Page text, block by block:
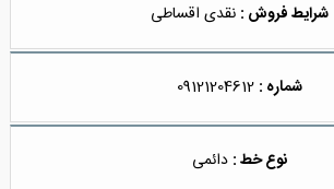
شرایط فروش : نقدی اقساطی
شماره : 09121204612
نوع خط : دائمی